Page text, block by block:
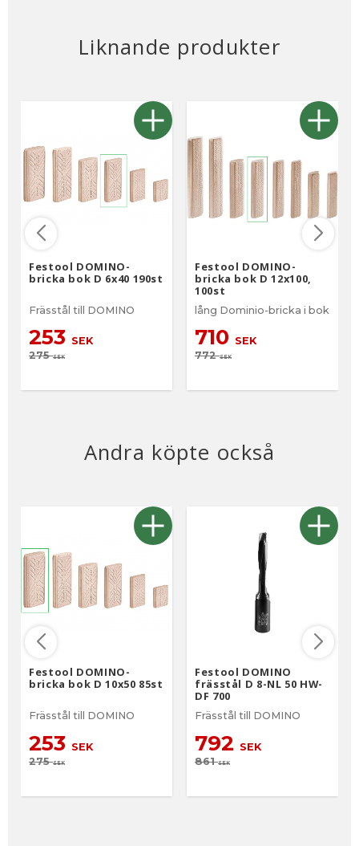
Liknande produkter
Festool DOMINO-
bricka bok D 6x40 190st
Frässtål till DOMINO
253 SEK
275SEK
Festool DOMINO-
bricka bok D 12x100,
100st
lång Dominio-bricka i bok
710 SEK
772SEK
Andra köpte också
Festool DOMINO-
bricka bok D 10x50 85st
Frässtål till DOMINO
253 SEK
275SEK
Festool DOMINO
frässtål D 8-NL 50 HW-
DF 700
Frässtål till DOMINO
792 SEK
861SEK